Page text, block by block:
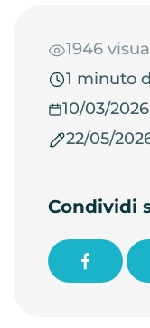
1946
1 minuto
10/03/
22/05/
Condividi